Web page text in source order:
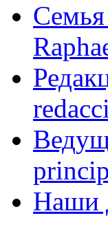
Наши